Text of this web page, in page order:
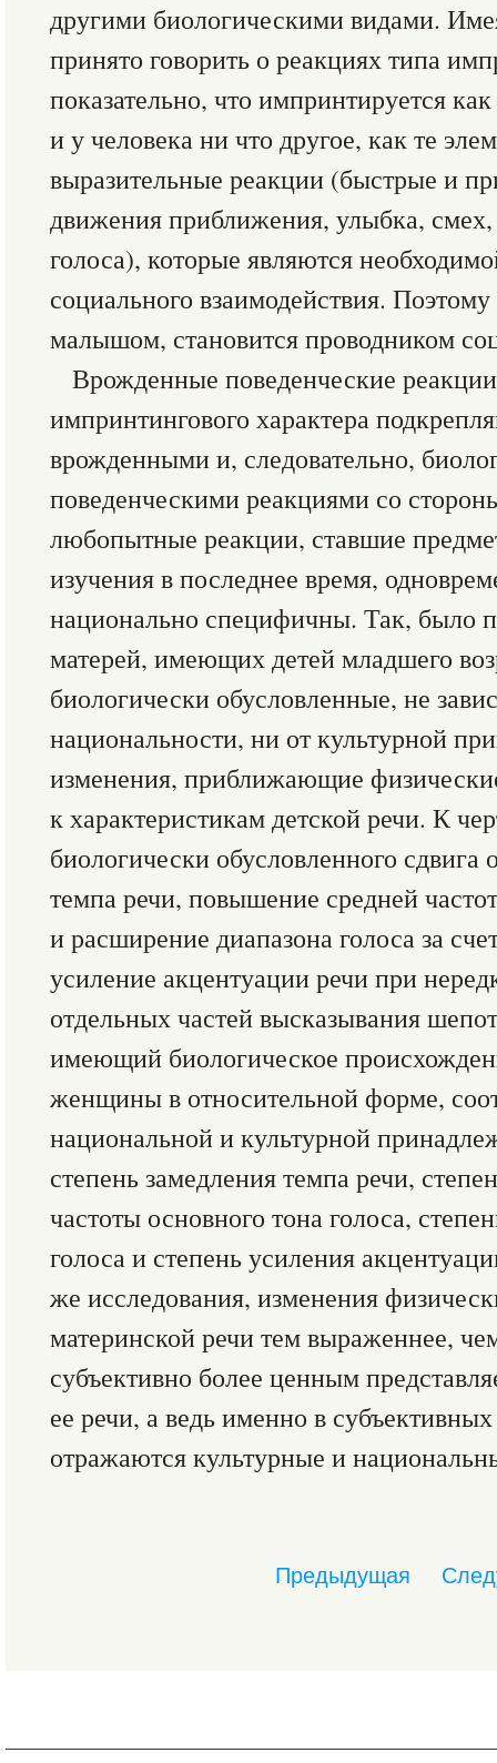
другими биологическими видами.
принято говорить о реакциях типа
показательно, что импринтируется
и у человека ни что другое, как те
выразительные реакции (быстрые и
движения приближения, улыбка, смех,
голоса), которые являются
социального взаимодействия. Поэтому
малышом, становится проводником
Врожденные поведенческие
импринтингового характера
врожденными и, следовательно,
поведенческими реакциями со
любопытные реакции, ставшие
изучения в последнее время,
национально специфичны. Так, было
матерей, имеющих детей младшего
биологически обусловленные, не
национальности, ни от культурной
изменения, приближающие
к характеристикам детской речи. К
биологически обусловленного сдвига
темпа речи, повышение средней
и расширение диапазона голоса за
усиление акцентуации речи при
отдельных частей высказывания
имеющий биологическое
женщины в относительной форме,
национальной и культурной
степень замедления темпа речи,
частоты основного тона голоса,
голоса и степень усиления
же исследования, изменения
материнской речи тем выраженнее,
субъективно более ценным
ее речи, а ведь именно в
отражаются культурные и
Предыдущая